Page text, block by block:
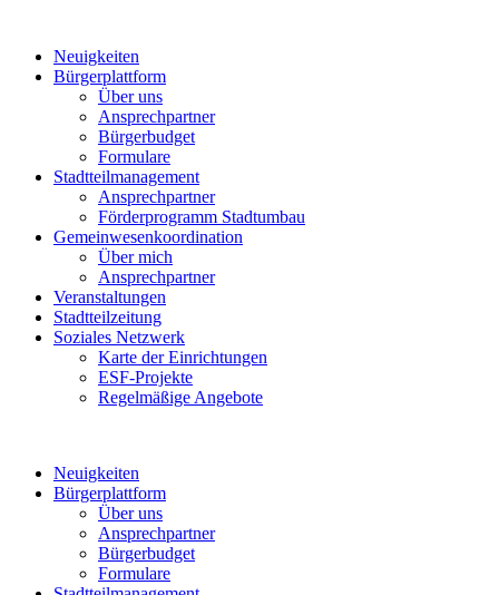
Neuigkeiten
Bürgerplattform
Über uns
Ansprechpartner
Bürgerbudget
Formulare
Stadtteilmanagement
Ansprechpartner
Förderprogramm Stadtumbau
Gemeinwesenkoordination
Über mich
Ansprechpartner
Veranstaltungen
Stadtteilzeitung
Soziales Netzwerk
Karte der Einrichtungen
ESF-Projekte
Regelmäßige Angebote
Neuigkeiten
Bürgerplattform
Über uns
Ansprechpartner
Bürgerbudget
Formulare